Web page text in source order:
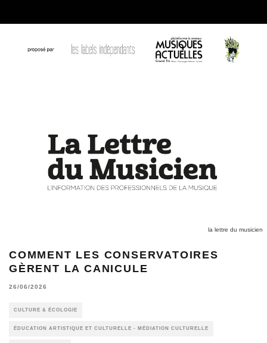
la lettre du musicien
COMMENT LES CONSERVATOIRES
GÈRENT LA CANICULE
26/06/2026
CULTURE & ÉCOLOGIE
ÉDUCATION ARTISTIQUE ET CULTURELLE - MÉDIATION CULTURELLE